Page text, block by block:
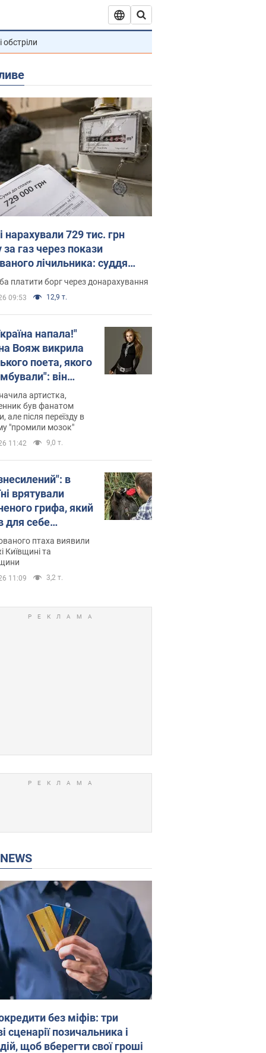
обстріли
нарахували 729 тис. грн
за газ через покази
лічильника: суддя
неочікуване рішення
платити борг через донарахування
09:53 12,9 т.
напала!"
Вояж викрила
поета, якого
він
російської не
тепер хоче
українців
артистка,
був фанатом
але після переїзду в
"промили мозок"
11:42 9,0 т.
в
врятували
грифа, який
для себе
маршрут.
птаха виявили
Київщині та
11:09 3,2 т.
NEWS
без міфів: три
сценарії позичальника і
щоб вберегти свої гроші